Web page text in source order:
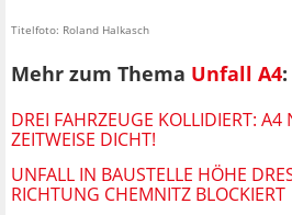
Titelfoto: Roland Halkasch
Mehr zum Thema Unfall A4:
DREI FAHRZEUGE KOLLIDIERT: A4
ZEITWEISE DICHT!
UNFALL IN BAUSTELLE HÖHE
RICHTUNG CHEMNITZ BLOCKIERT